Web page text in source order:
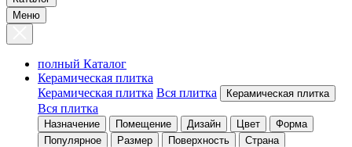
Меню
полный Каталог
Керамическая плитка
Керамическая плитка Вся плитка Керамическая плитка
Вся плитка
Назначение Помещение Дизайн Цвет
Форма
Популярное
Размер Поверхность Страна